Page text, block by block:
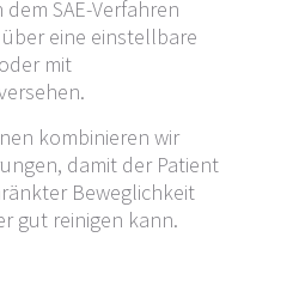
SAE-Verfahren
eine einstellbare
mit
kombinieren wir
damit der Patient
Beweglichkeit
gut reinigen kann.